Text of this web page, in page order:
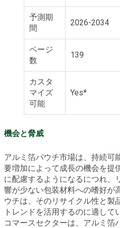
予測期
間
2026-2034
ページ
数
139
カスタ
マイズ
可能
Yes*
機会と脅威
アルミ箔パウチ市場は、持続可
要増加によって成長の機会を提
に配慮するようになるにつれ、
響が少ない包装材料への嗜好が
ウチは、そのリサイクル性と製
トレンドを活用するのに適し
コマースセクターは、アルミ箔